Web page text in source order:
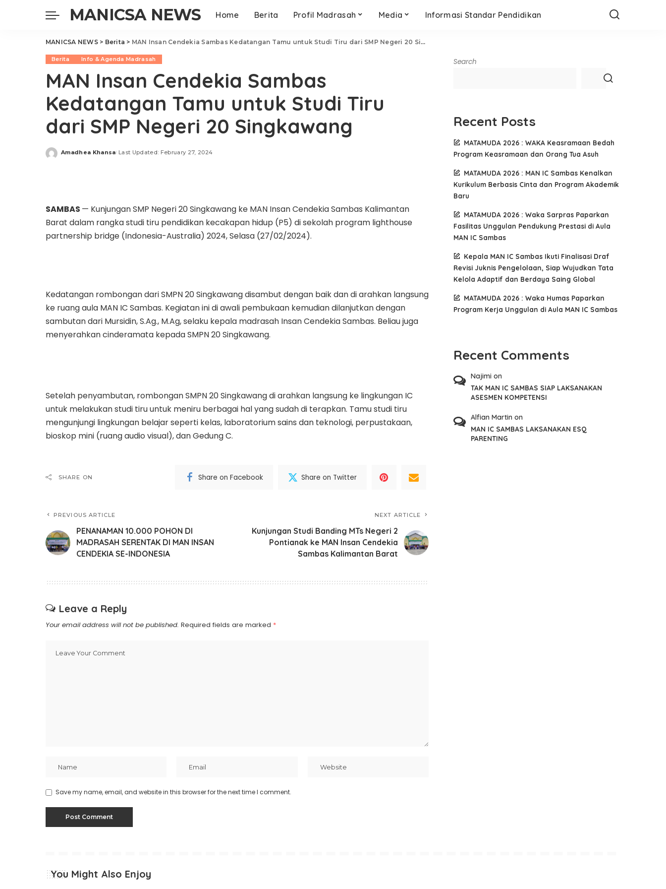
MANICSA NEWS Home Berita Profil Madrasah Media Informasi Standar Pendidikan
MANICSA NEWS> Berita > MAN Insan Cendekia Sambas Kedatangan Tamu untuk Studi Tiru dari SMP Negeri 20 Singkawang
Berita Info & Agenda Madrasah
MAN Insan Cendekia Sambas
Kedatangan Tamu untuk Studi Tiru
dari SMP Negeri 20 Singkawang
Posted
Amadhea Khansa Last Updated: February 27, 2024
SAMBAS — Kunjungan SMP Negeri 20 Singkawang ke MAN Insan Cendekia Sambas Kalimantan
Barat dalam rangka studi tiru pendidikan kecakapan hidup (P5) di sekolah program lighthouse
partnership bridge (Indonesia-Australia) 2024, Selasa (27/02/2024).
Kedatangan rombongan dari SMPN 20 Singkawang disambut dengan baik dan di arahkan langsung
ke ruang aula MAN IC Sambas. Kegiatan ini di awali pembukaan kemudian dilanjutkan dengan
sambutan dari Mursidin, S.Ag., M.Ag, selaku kepala madrasah Insan Cendekia Sambas. Beliau juga
menyerahkan cinderamata kepada SMPN 20 Singkawang.
Setelah penyambutan, rombongan SMPN 20 Singkawang di arahkan langsung ke lingkungan IC
untuk melakukan studi tiru untuk meniru berbagai hal yang sudah di terapkan. Tamu studi tiru
mengunjungi lingkungan belajar seperti kelas, laboratorium sains dan teknologi, perpustakaan,
bioskop mini (ruang audio visual), dan Gedung C.
SHARE ON Share on Facebook Share on Twitter
PREVIOUS ARTICLE
PENANAMAN 10.000 POHON DI
MADRASAH SERENTAK DI MAN INSAN
CENDEKIA SE-INDONESIA
NEXT ARTICLE
Kunjungan Studi Banding MTs Negeri 2
Pontianak ke MAN Insan Cendekia
Sambas Kalimantan Barat
Leave a Reply
Your email address will not be published. Required fields are marked *
Save my name, email, and website in this browser for the next time I comment.
Search
Recent Posts
MATAMUDA 2026 : WAKA Keasramaan Bedah
Program Keasramaan dan Orang Tua Asuh
MATAMUDA 2026 : MAN IC Sambas Kenalkan
Kurikulum Berbasis Cinta dan Program Akademik
Baru
MATAMUDA 2026 : Waka Sarpras Paparkan
Fasilitas Unggulan Pendukung Prestasi di Aula
MAN IC Sambas
Kepala MAN IC Sambas Ikuti Finalisasi Draf
Revisi Juknis Pengelolaan, Siap Wujudkan Tata
Kelola Adaptif dan Berdaya Saing Global
MATAMUDA 2026 : Waka Humas Paparkan
Program Kerja Unggulan di Aula MAN IC Sambas
Recent Comments
Najimi on
TAK MAN IC SAMBAS SIAP LAKSANAKAN
ASESMEN KOMPETENSI
Alfian Martin on
MAN IC SAMBAS LAKSANAKAN ESQ
PARENTING
You Might Also Enjoy